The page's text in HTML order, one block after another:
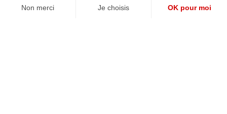
QUI SOMMES-NOUS?